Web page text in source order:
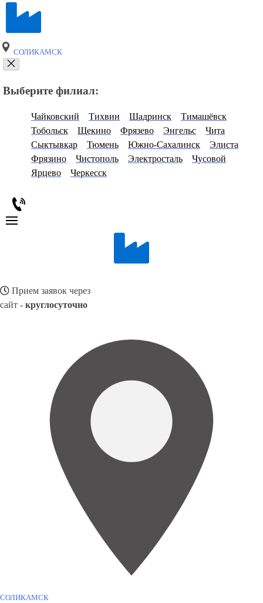
СОЛИКАМСК
Выберите филиал:
Чайковский Тихвин Шадринск
Тимашёвск
Тобольск
Щекино Фрязево Энгельс
Чита
Сыктывкар
Тюмень Южно-Сахалинск
Элиста
Фрязино
Чистополь Электросталь
Чусовой
Ярцево
Черкесск
Прием заявок через
сайт - круглосуточно
СОЛИКАМСК